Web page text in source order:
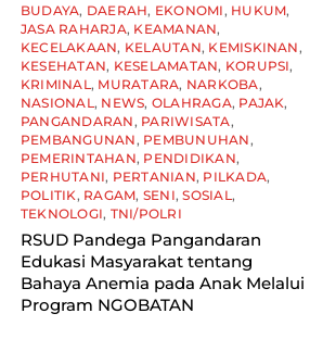
BUDAYA, DAERAH, EKONOMI , HUKUM,
JASA RAHARJA, KEAMANAN,
KECELAKAAN, KELAUTAN, KEMISKINAN ,
KESEHATAN, KESELAMATAN, KORUPSI,
KRIMINAL , MURATARA, NARKOBA,
NASIONAL , NEWS, OLAHRAGA, PAJAK,
PANGANDARAN , PARIWISATA,
PEMBANGUNAN , PEMBUNUHAN ,
PEMERINTAHAN, PENDIDIKAN,
PERHUTANI, PERTANIAN, PILKADA,
POLITIK , RAGAM, SENI,SOSIAL ,
TEKNOLOGI, TNI/POLRI
RSUD Pandega Pangandaran
Edukasi Masyarakat tentang
Bahaya Anemia pada Anak Melalui
Program NGOBATAN